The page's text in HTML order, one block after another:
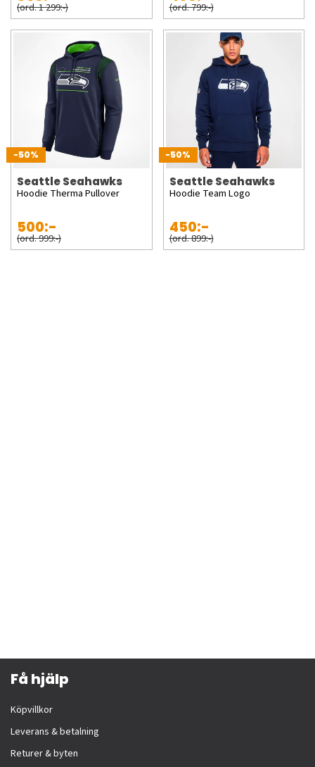
(ord. 1 299:-) (ord. 799:-)
-50%
Seattle Seahawks
Hoodie Therma Pullover
500:-
(ord. 999:-)
-50%
Seattle Seahawks
Hoodie Team Logo
450:-
(ord. 899:-)
Få hjälp
Köpvillkor
Leverans & betalning
Returer & byten